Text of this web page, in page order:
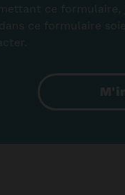
ce formulaire,
dans ce formulaire